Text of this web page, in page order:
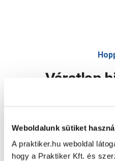
Weboldalunk sütiket
A praktiker.hu weboldal
hogy a Praktiker Kft. és
Váratlan
Oldal